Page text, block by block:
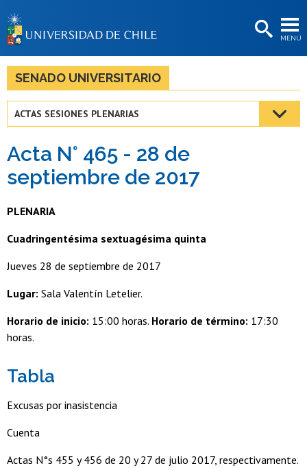
MENÚ
BIBLIOTECAS
LA UNIVERSIDAD
Estudiantes
Académicas/os
Funcionarias/os
SENADO UNIVERSITARIO
ACTAS SESIONES PLENARIAS
Acta N° 465 - 28 de
septiembre de 2017
PLENARIA
Cuadringentésima sextuagésima quinta
Jueves 28 de septiembre de 2017
Lugar: Sala Valentín Letelier.
Horario de inicio: 15:00 horas. Horario de término: 17:30
horas.
Tabla
Excusas por inasistencia
Cuenta
Actas N°s 455 y 456 de 20 y 27 de julio 2017, respectivamente.